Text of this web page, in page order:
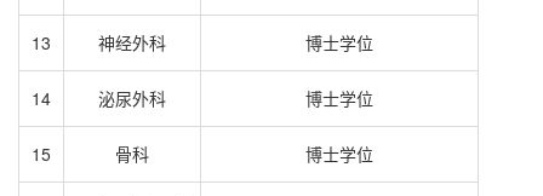
13 神经外科 博士学位
14 泌尿外科 博士学位
15 骨科 博士学位